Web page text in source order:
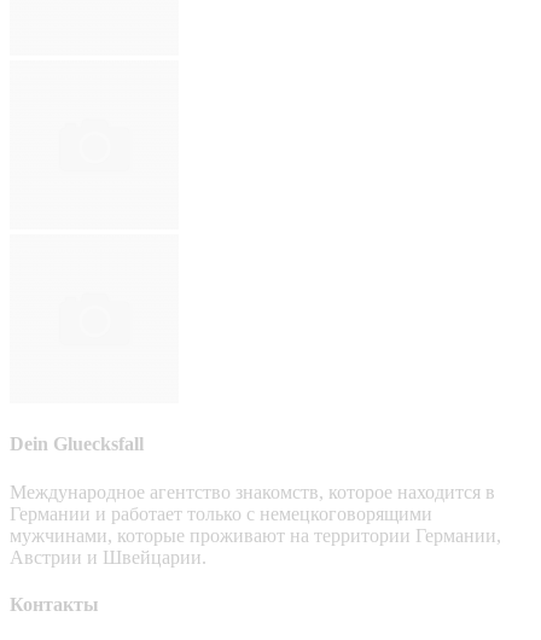
Dein Gluecksfall
Международное агентство знакомств, которое находится в
Германии и работает только с немецкоговорящими
мужчинами, которые проживают на территории Германии,
Австрии и Швейцарии.
Контакты